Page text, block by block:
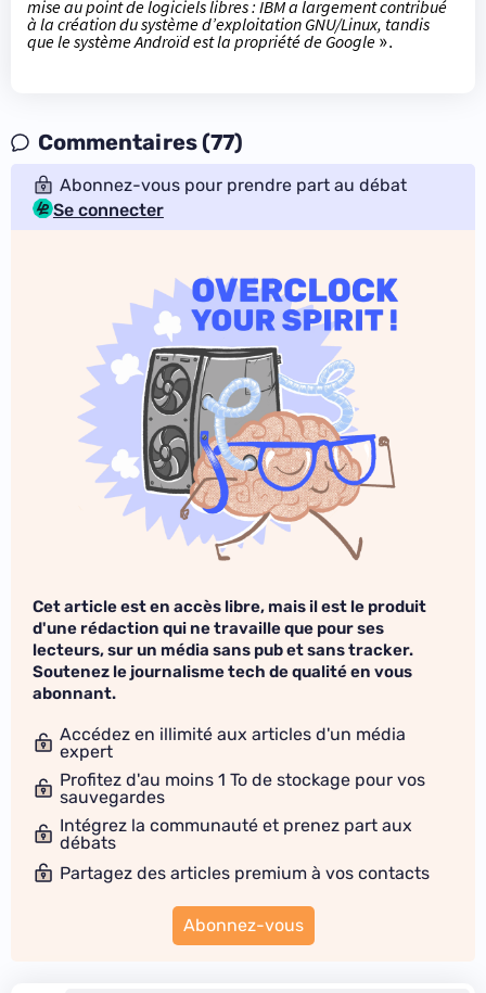
mise au point de logiciels libres : IBM a largement contribué
à la création du système d’exploitation GNU/Linux, tandis
que le système Androïd est la propriété de Google ».
Commentaires (77)
Abonnez-vous pour prendre part au débat
Se connecter
Cet article est en accès libre, mais il est le produit
d'une rédaction qui ne travaille que pour ses
lecteurs, sur un média sans pub et sans tracker.
Soutenez le journalisme tech de qualité en vous
abonnant.
Accédez en illimité aux articles d'un média
expert
Profitez d'au moins 1 To de stockage pour vos
sauvegardes
Intégrez la communauté et prenez part aux
débats
Partagez des articles premium à vos contacts
Abonnez-vous